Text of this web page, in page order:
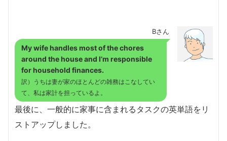
Bさん
My wife handles most of the chores
around the house and I’m responsible
for household finances.
訳）うちは妻が家のほとんどの雑務はこなしてい
て、私は家計を担っているよ。
最後に、一般的に家事に含まれるタスクの英単語をリ
ストアップしました。